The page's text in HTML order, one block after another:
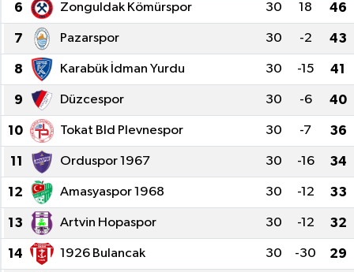
6 Zonguldak Kömürspor 30 18 46
7 Pazarspor 30 -2 43
8 Karabük İdman Yurdu 30 -15 41
9 Düzcespor 30 -6 40
10 Tokat Bld Plevnespor 30 -7 36
11 Orduspor 1967 30 -16 34
12 Amasyaspor 1968 30 -12 33
13 Artvin Hopaspor 30 -12 32
14 1926 Bulancak 30 -30 29